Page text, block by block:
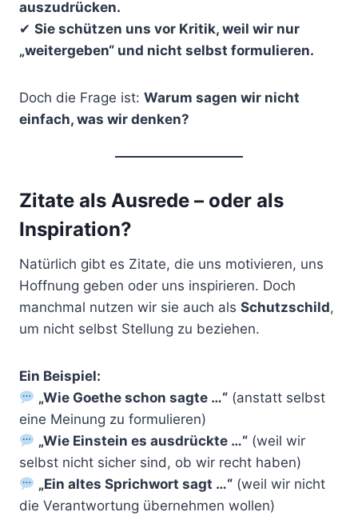
auszudrücken.
✔ Sie schützen uns vor Kritik, weil wir nur
„weitergeben“ und nicht selbst formulieren.
Doch die Frage ist: Warum sagen wir nicht
einfach, was wir denken?
Zitate als Ausrede – oder als
Inspiration?
Natürlich gibt es Zitate, die uns motivieren, uns
Hoffnung geben oder uns inspirieren. Doch
manchmal nutzen wir sie auch als Schutzschild,
um nicht selbst Stellung zu beziehen.
Ein Beispiel:
„Wie Goethe schon sagte …“ (anstatt selbst
eine Meinung zu formulieren)
„Wie Einstein es ausdrückte …“ (weil wir
selbst nicht sicher sind, ob wir recht haben)
„Ein altes Sprichwort sagt …“ (weil wir nicht
die Verantwortung übernehmen wollen)